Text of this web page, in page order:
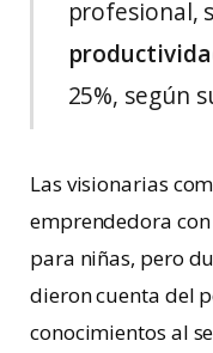
profesional,
25%, según
Las visionarias
emprendedora
para niñas, pero
dieron cuenta del
conocimientos al